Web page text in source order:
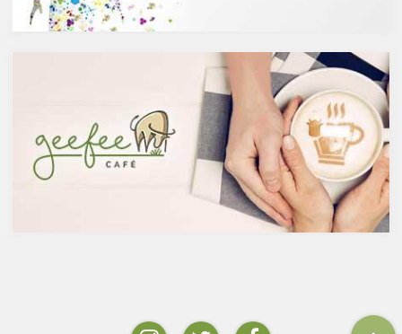
は、この発酵された醸造酒をさ
らに蒸留して作られたものでス
で、蒸留酒は一般的には40度～
50度、最大で90度台のアルコー
ルとなります。以下が主なお酒
の醸造酒と蒸留酒の分類です。
免疫力を向上させる亜鉛の吸収
を助けるケルセチン
免疫力を保つことは、コロナウ
イルスの対策に限らず風邪やイ
ンフルエンザなど、さまざまな
疾患に対して人の体に有益な効
果を与えます。その免疫システ
ムを維持するのに重要な働きを
するのが亜鉛。